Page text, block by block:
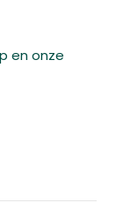
en onze